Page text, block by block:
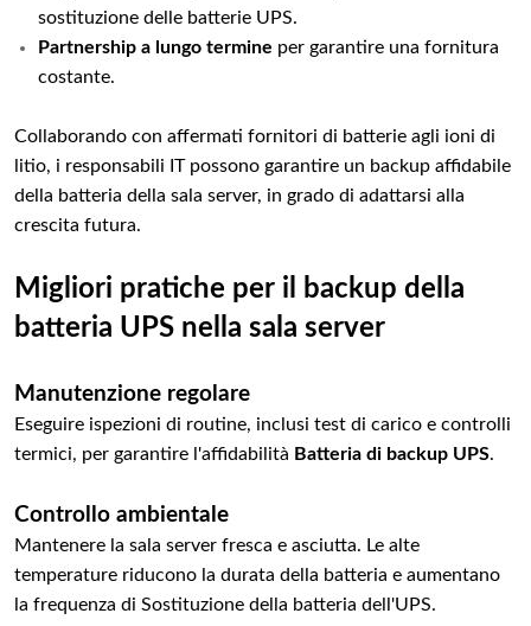
sostituzione delle batterie UPS.
Partnership a lungo termine per garantire una fornitura
costante.
Collaborando con affermati fornitori di batterie agli ioni di
litio, i responsabili IT possono garantire un backup affidabile
della batteria della sala server, in grado di adattarsi alla
crescita futura.
Migliori pratiche per il backup della
batteria UPS nella sala server
Manutenzione regolare
Eseguire ispezioni di routine, inclusi test di carico e controlli
termici, per garantire l'affidabilità Batteria di backup UPS.
Controllo ambientale
Mantenere la sala server fresca e asciutta. Le alte
temperature riducono la durata della batteria e aumentano
la frequenza di Sostituzione della batteria dell'UPS.